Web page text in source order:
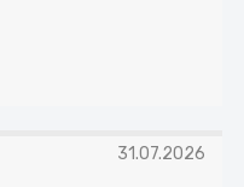
31.07.2026